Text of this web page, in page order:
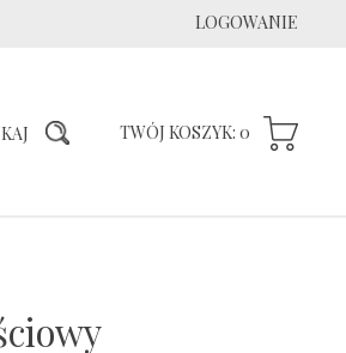
LOGOWANIE
TWÓJ KOSZYK: 0